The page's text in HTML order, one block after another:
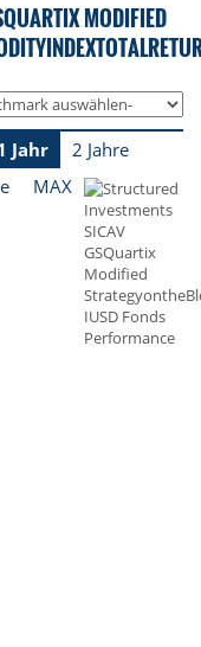
MODIFIED
Jahr
2 Jahre
MAX